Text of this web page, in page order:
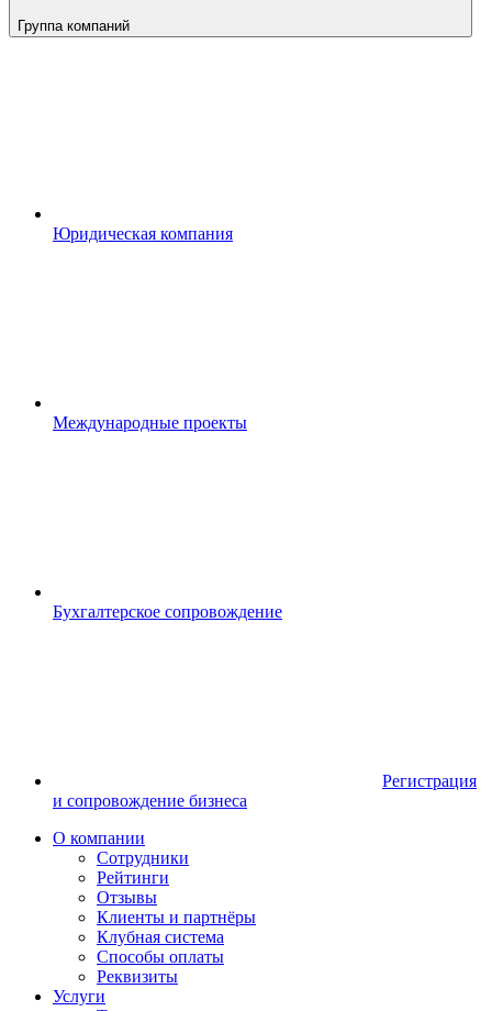
Группа компаний
Юридическая компания
Международные проекты
Бухгалтерское сопровождение
Регистрация
и сопровождение бизнеса
О компании
Сотрудники
Рейтинги
Отзывы
Клиенты и партнёры
Клубная система
Способы оплаты
Реквизиты
Услуги